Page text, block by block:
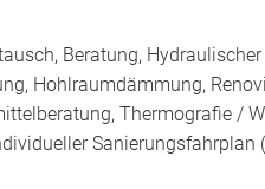
Beratung,
Hohlraumdämmung,
Thermografie /
Sanierungsfahrplan